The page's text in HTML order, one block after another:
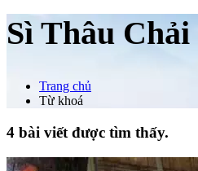
Sì Thâu Chải
Trang chủ
Từ khoá
4 bài viết được tìm thấy.